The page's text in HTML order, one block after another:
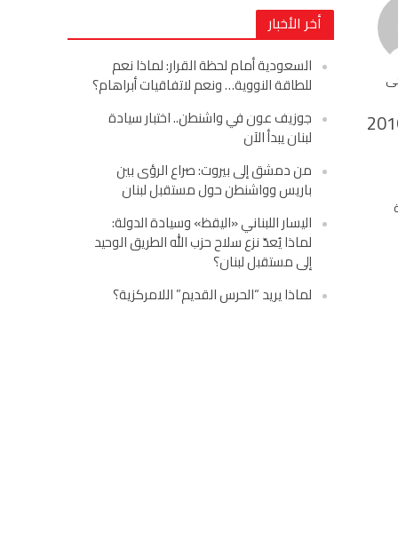
أخر الأخبار
السعودية أمام لحظة القرار: لماذا نعم
للطاقة النووية… ونعم لاتفاقيات أبراهام؟
جوزيف عون في واشنطن.. اختبار سيادة
لبنان يبدأ الآن
من دمشق إلى بيروت: صراع الرؤى بين
باريس وواشنطن حول مستقبل لبنان
اليسار اللبناني «اليقظ» وسيادة الدولة:
لماذا يُعدّ نزع سلاح حزب الله الطريق الوحيد
إلى مستقبل لبنان؟
لماذا يريد “الحرس القديم” اللامركزية؟